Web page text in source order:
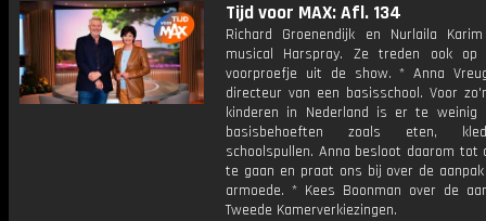
Tijd voor MAX: Afl. 134
Richard Groenendijk en Nurlaila
musical Harspray. Ze treden ook
voorproefje uit de show. * Anna
directeur van een basisschool. Voor
kinderen in Nederland is er te weinig
basisbehoeften zoals eten,
schoolspullen. Anna besloot daarom tot
te gaan en praat ons bij over de
armoede. * Kees Boonman over de
Tweede Kamerverkiezingen.